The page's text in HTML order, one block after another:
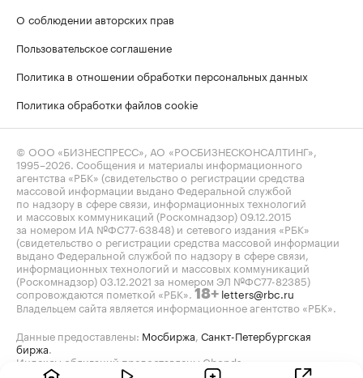
О соблюдении авторских прав
Пользовательское соглашение
Политика в отношении обработки персональных данных
Политика обработки файлов cookie
© ООО «БИЗНЕСПРЕСС», АО «РОСБИЗНЕСКОНСАЛТИНГ»,
1995–2026 . Сообщения и материалы информационного
агентства «РБК» (свидетельство о регистрации средства
массовой информации выдано Федеральной службой
по надзору в сфере связи, информационных технологий
и массовых коммуникаций (Роскомнадзор) 09.12.2015
за номером ИА №ФС77-63848) и сетевого издания «РБК»
(свидетельство о регистрации средства массовой информации
выдано Федеральной службой по надзору в сфере связи,
информационных технологий и массовых коммуникаций
(Роскомнадзор) 03.12.2021 за номером ЭЛ №ФС77-82385)
сопровождаются пометкой «РБК». 18+ letters@rbc.ru
Владельцем сайта является информационное агентство «РБК».
Данные предоставлены: Мосбиржа Санкт-Петербургская
биржа
Индексы облигаций предоставлены Cbonds.